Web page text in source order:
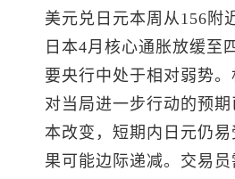
美元兑日元本周从156附
日本4月核心通胀放缓至
要央行中处于相对弱势
对当局进一步行动的预
本改变，短期内日元仍
果可能边际递减。交易